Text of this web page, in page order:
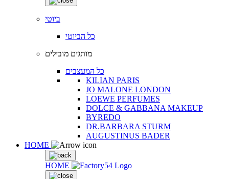
ביוטי
כל הביוטי
מותגים מובילים
כל המעצבים
KILIAN PARIS
JO MALONE LONDON
LOEWE PERFUMES
DOLCE & GABBANA MAKEUP
BYREDO
DR.BARBARA STURM
AUGUSTINUS BADER
HOME
HOME